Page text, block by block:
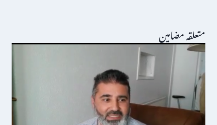
متعلقہ مضامین